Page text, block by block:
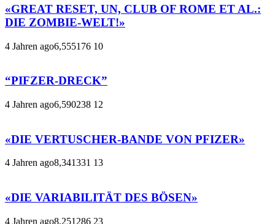
«GREAT RESET, UN, CLUB OF ROME ET AL.:
DIE ZOMBIE-WELT!»
4 Jahren ago6,555176 10
“PIFZER-DRECK”
4 Jahren ago6,590238 12
«DIE VERTUSCHER-BANDE VON PFIZER»
4 Jahren ago8,341331 13
«DIE VARIABILITÄT DES BÖSEN»
4 Jahren ago8,251 286 23